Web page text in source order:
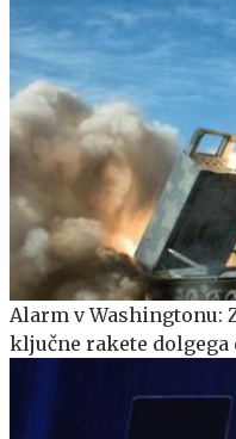
Alarm v Washingtonu:
ključne rakete dolgega